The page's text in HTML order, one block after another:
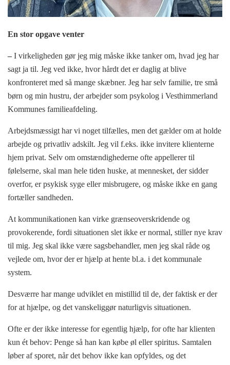
En stor opgave venter
– I virkeligheden gør jeg mig måske ikke tanker om, hvad jeg har
sagt ja til. Jeg ved ikke, hvor hårdt det er daglig at blive
konfronteret med så mange skæbner. Jeg har selv familie, tre små
børn og min hustru, der arbejder som psykolog i Vesthimmerland
Kommunes familieafdeling.
Arbejdsmæssigt har vi noget tilfælles, men det gælder om at holde
arbejde og privatliv adskilt. Jeg vil f.eks. ikke invitere klienterne
hjem privat. Selv om omstændighederne ofte appellerer til
følelserne, skal man hele tiden huske, at mennesket, der sidder
overfor, er psykisk syge eller misbrugere, og måske ikke en gang
fortæller sandheden.
At kommunikationen kan virke grænseoverskridende og
provokerende, fordi situationen slet ikke er normal, stiller nye krav
til mig. Jeg skal ikke være sagsbehandler, men jeg skal råde og
vejlede om, hvor der er hjælp at hente bl.a. i det kommunale
system.
Desværre har mange udviklet en mistillid til de, der faktisk er der
for at hjælpe, og det vanskeliggør naturligvis situationen.
Ofte er der ikke interesse for egentlig hjælp, for ofte har klienten
kun ét behov: Penge så han kan købe øl eller spiritus. Samtalen
løber af sporet, når det behov ikke kan opfyldes, og det